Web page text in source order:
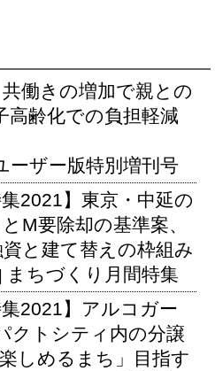
共働きの増加で親との
高齢化での負担軽減
ーザー版特別増刊号
2021】東京・中延の
M要除却の基準案、
と建て替えの枠組み
まちづくり月間特集
2021】アルコガー
クトシティ内の分譲
しめるまち」目指す